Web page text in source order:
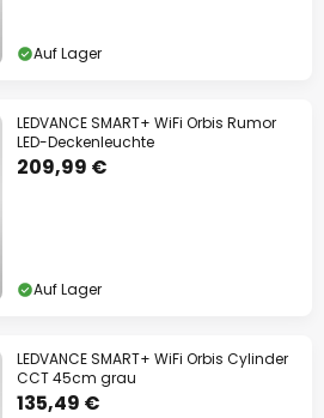
Auf Lager
LEDVANCE SMART+ WiFi Orbis Rumor
LED-Deckenleuchte
209,99 €
Auf Lager
LEDVANCE SMART+ WiFi Orbis Cylinder
CCT 45cm grau
135,49 €